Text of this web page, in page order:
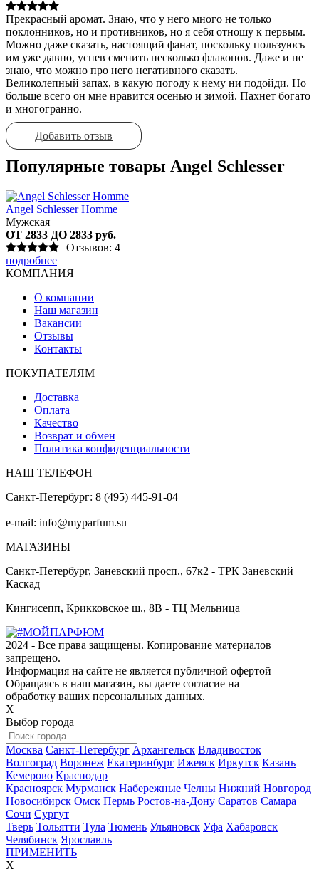
Прекрасный аромат. Знаю, что у него много не только
поклонников, но и противников, но я себя отношу к первым.
Можно даже сказать, настоящий фанат, поскольку пользуюсь
им уже давно, успев сменить несколько флаконов. Даже и не
знаю, что можно про него негативного сказать.
Великолепный запах, в какую погоду к нему ни подойди. Но
больше всего он мне нравится осенью и зимой. Пахнет богато
и многогранно.
Добавить отзыв
Популярные товары Angel Schlesser
Angel Schlesser Homme
Мужская
ОТ 2833 ДО 2833 руб.
Отзывов: 4
подробнее
КОМПАНИЯ
О компании
Наш магазин
Вакансии
Отзывы
Контакты
ПОКУПАТЕЛЯМ
Доставка
Оплата
Качество
Возврат и обмен
Политика конфиденциальности
НАШ ТЕЛЕФОН
Санкт-Петербург: 8 (495) 445-91-04
e-mail: info@myparfum.su
МАГАЗИНЫ
Санкт-Петербург, Заневский просп., 67к2 - ТРК Заневский
Каскад
Кингисепп, Крикковское ш., 8В - ТЦ Мельница
2024 - Все права защищены. Копирование материалов
запрещено.
Информация на сайте не является публичной офертой
Обращаясь в наш магазин, вы даете согласие на
обработку ваших персональных данных.
Х
Выбор города
Москва Санкт-Петербург Архангельск Владивосток
Волгоград Воронеж Екатеринбург Ижевск Иркутск Казань
Кемерово Краснодар
Красноярск Мурманск Набережные Челны Нижний Новгород
Новосибирск Омск Пермь Ростов-на-Дону Саратов Самара
Сочи Сургут
Тверь Тольятти Тула Тюмень Ульяновск Уфа Хабаровск
Челябинск Ярославль
ПРИМЕНИТЬ
Х